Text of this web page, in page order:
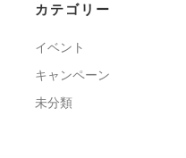
カテゴリー
イベント
キャンペーン
未分類